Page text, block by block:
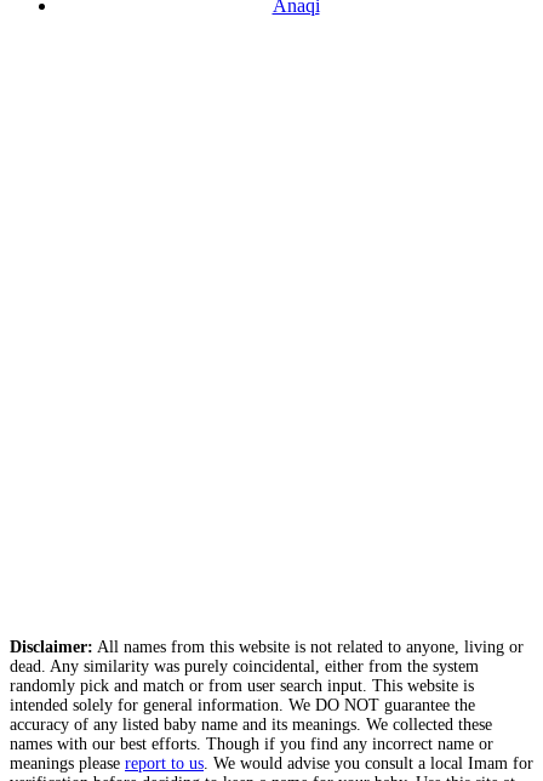
Anaqi
Disclaimer: All names from this website is not related to anyone, living or
dead. Any similarity was purely coincidental, either from the system
randomly pick and match or from user search input. This website is
intended solely for general information. We DO NOT guarantee the
accuracy of any listed baby name and its meanings. We collected these
names with our best efforts. Though if you find any incorrect name or
meanings please report to us . We would advise you consult a local Imam for